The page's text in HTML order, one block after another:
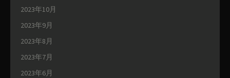
2023年10月
2023年9月
2023年8月
2023年7月
2023年6月